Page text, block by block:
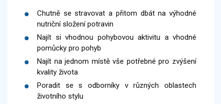
Chutně se stravovat a přitom dbát na výhodné
nutriční složení potravin
Najít si vhodnou pohybovou aktivitu a vhodné
pomůcky pro pohyb
Najít na jednom místě vše potřebné pro zvýšení
kvality života
Poradit se s odborníky v různých oblastech
životního stylu